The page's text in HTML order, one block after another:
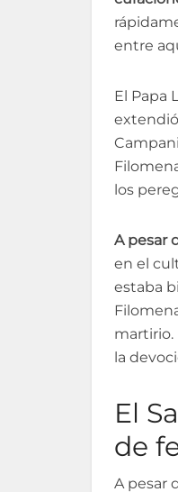
entre
El Papa
los
A pesar
en el
estaba
martirio.
la
El
de
A pesar